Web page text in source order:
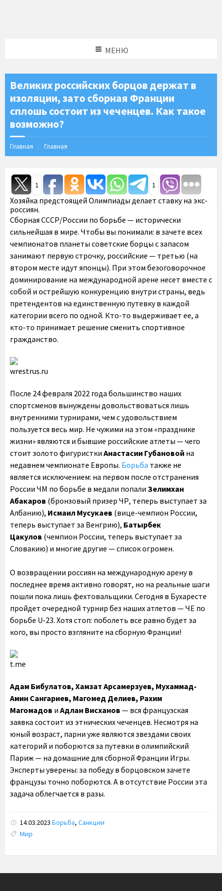
МЕНЮ
Великих российских борцов держат в
изоляции, зато сборная Франции
сплошь состоит из чеченцев. Как такое
возможно?
Главная Главная
1 1
Хозяйка предстоящей Олимпиады делает ставку на экс-
россиян.
Сборная СССР/России по борьбе — исторически
сильнейшая в мире. Чтобы вы понимали: в зачете всех
чемпионатов планеты советские борцы с запасом
занимают первую строчку, российские — третью (на
втором месте идут японцы). При этом безоговорочное
доминирование на международной арене несет вместе с
собой и острейшую конкуренцию внутри страны, ведь
претендентов на единственную путевку в каждой
категории всего по одной. Кто-то выдерживает ее, а
кто-то принимает решение сменить спортивное
гражданство.
wrestrus.ru
После 24 февраля 2022 года большинство наших
спортсменов вынуждены довольствоваться лишь
внутренними турнирами, чем с удовольствием
пользуется весь мир. Не чужими на этом «празднике
жизни» являются и бывшие российские атлеты — чего
стоит золото фигуристки Анастасии Губановой на
недавнем чемпионате Европы. Борьба также не
является исключением: на первом после отстранения
России ЧМ по борьбе в медали попали Зелимхан
Абакаров (бронзовый призер ЧР, теперь выступает за
Албанию), Исмаил Мусукаев (вице-чемпион России,
теперь выступает за Венгрию), Батырбек
Цакулов (чемпион России, теперь выступает за
Словакию) и многие другие — список огромен.
О возвращении россиян на международную арену в
последнее время активно говорят, но на реальные шаги
пошли пока лишь фехтовальщики. Сегодня в Бухаресте
пройдет очередной турнир без наших атлетов — ЧЕ по
борьбе U-23. Хотя стоп: поболеть все равно будет за
кого, вы просто взгляните на сборную Франции!
t.me
Адам Бибулатов, Хамзат Арсамерзуев, Мухаммад-
Амин Сангариев, Магомед Делиев, Рахим
Магомадов и Адлан Висханов — вся французская
заявка состоит из этнических чеченцев. Несмотря на
юный возраст, парни уже являются звездами своих
категорий и поборются за путевки в олимпийский
Париж — на домашние для сборной Франции Игры.
Эксперты уверены: за победу в борцовском зачете
французы точно поборются. А в отсутствие России эта
задача облегчается в разы.
14.03.2023 Борьба, Санкции
Tags:
Мир